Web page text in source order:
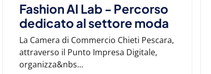
Fashion AI Lab - Percorso
dedicato al settore moda
La Camera di Commercio Chieti Pescara,
attraverso il Punto Impresa Digitale,
organizza&nbs...